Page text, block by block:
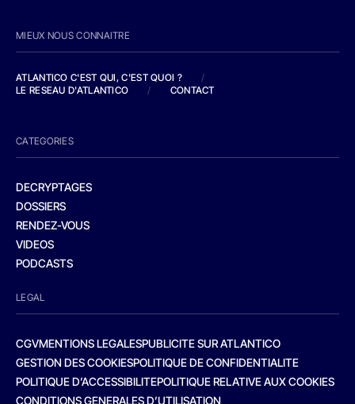
MIEUX NOUS CONNAITRE
ATLANTICO C'EST QUI, C'EST QUOI ?
/
LE RESEAU D'ATLANTICO
/ CONTACT
CATEGORIES
DECRYPTAGES
DOSSIERS
RENDEZ-VOUS
VIDEOS
PODCASTS
LEGAL
CGVMENTIONS LEGALESPUBLICITE SUR ATLANTICO
GESTION DES COOKIESPOLITIQUE DE CONFIDENTIALITE
POLITIQUE D’ACCESSIBILITEPOLITIQUE RELATIVE AUX COOKIES
CONDITIONS GENERALES D’UTILISATION